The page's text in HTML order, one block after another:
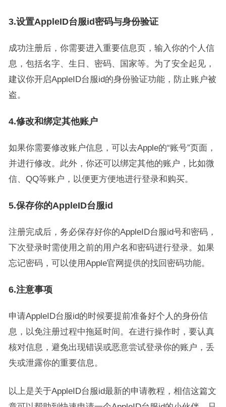
3.设置AppleID台服id密码与身份验证
成功注册后，你需要进入重要信息页，输入你的个人信
息，包括名字、生日、密码、国家等。为了安全起见，
建议你开启AppleID台服id的身份验证功能，防止账户被
盗。
4.修改和绑定其他账户
如果你需要修改账户信息，可以去Apple的“账号”页面，
并进行修改。此外，你还可以绑定其他的账户，比如微
信、QQ等账户，以便更方便地进行登录和购买。
5.保存你的AppleID台服id
注册完成后，务必保存好你的AppleID台服id号和密码，
下次登录时需使用之前的用户名和密码进行登录。如果
忘记密码，可以使用Apple官网提供的找回密码功能。
6.注意事项
申请AppleID台服id的时候要提前准备好个人的身份信
息，以免注册过程中拖延时间。在进行操作时，要认真
核对信息，避免出现错误或恶意尝试登录你的账户，丢
失或泄露你的重要信息。
以上是关于AppleID台服id最新的申请教程，相信这篇文